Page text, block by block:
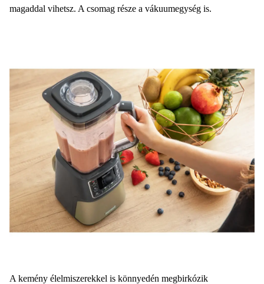
magaddal vihetsz. A csomag része a vákuumegység is.
A kemény élelmiszerekkel is könnyedén megbirkózik